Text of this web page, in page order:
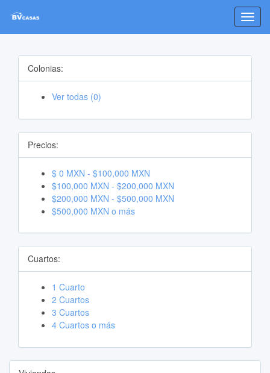
Colonias:
Ver todas (0)
Precios:
$ 0 MXN - $100,000 MXN
$100,000 MXN - $200,000 MXN
$200,000 MXN - $500,000 MXN
$500,000 MXN o más
Cuartos:
1 Cuarto
2 Cuartos
3 Cuartos
4 Cuartos o más